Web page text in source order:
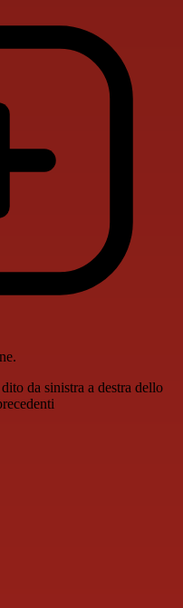
da sinistra a destra dello